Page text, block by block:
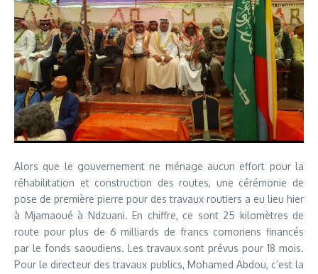
Alors que le gouvernement ne ménage aucun effort pour la
réhabilitation et construction des routes, une cérémonie de
pose de première pierre pour des travaux routiers a eu lieu hier
à Mjamaoué à Ndzuani. En chiffre, ce sont 25 kilomètres de
route pour plus de 6 milliards de francs comoriens financés
par le fonds saoudiens. Les travaux sont prévus pour 18 mois.
Pour le directeur des travaux publics, Mohamed Abdou, c’est la